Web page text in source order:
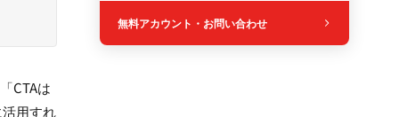
CTAは
用すれ
無料アカウント・お問い合わせ